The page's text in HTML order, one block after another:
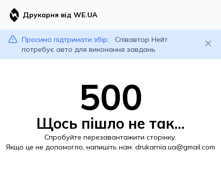
Друкарня від WE.UA
Просимо підтримати збір:
Співавтор Нейт
потребує авто для виконання завдань
500
Щось пішло не так...
Спробуйте перезавантажити сторінку.
Якщо це не допомогло, напишіть нам: drukarnia.ua@gmail.com